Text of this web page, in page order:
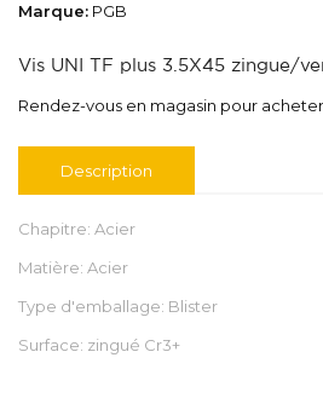
Marque: PGB
Vis UNI TF plus 3.5X45 zingue/
Rendez-vous en magasin pour
Description
Chapitre: Acier
Matière: Acier
Type d'emballage: Blister
Surface: zingué Cr3+